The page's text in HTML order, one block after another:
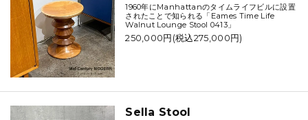
1960年にManhattanのタイムライフビルに設置
されたことで知られる「Eames Time Life
Walnut Lounge Stool 0413」
250,000円(税込275,000円)
Sella Stool